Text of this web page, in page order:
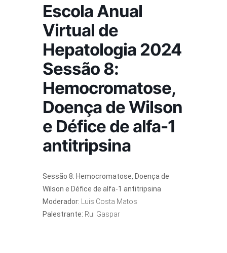
Escola Anual
Virtual de
Hepatologia 2024
Sessão 8:
Hemocromatose,
Doença de Wilson
e Défice de alfa-1
antitripsina
Sessão 8: Hemocromatose, Doença de
Wilson e Défice de alfa-1 antitripsina
Moderador: Luis Costa Matos
Palestrante: Rui Gaspar